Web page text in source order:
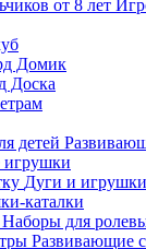
Домик
Доска
игрушки
Дуги и
каталки
Наборы для
Развивающие